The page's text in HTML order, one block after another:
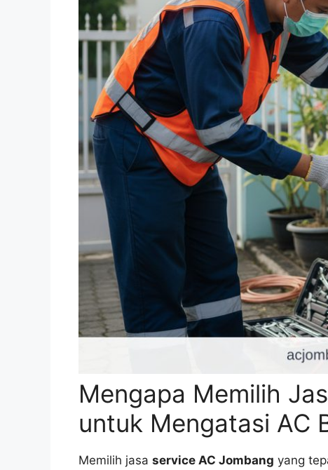
Mengapa Memilih
untuk Mengatasi AC
Memilih jasa service AC Jombang yang